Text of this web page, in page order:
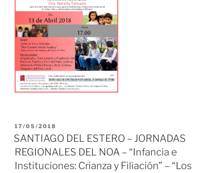
PUBLICADO
EL
17/05/2018
SANTIAGO DEL ESTERO – JORNADAS
REGIONALES DEL NOA – “Infancia e
Instituciones: Crianza y Filiación” – “Los